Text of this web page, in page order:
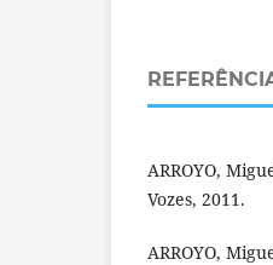
ARROYO,
Vozes, 2011.
ARROYO,